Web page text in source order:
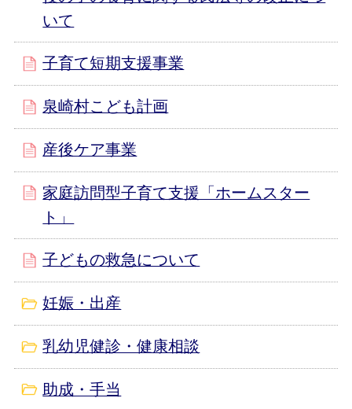
いて
子育て短期支援事業
泉崎村こども計画
産後ケア事業
家庭訪問型子育て支援「ホームスター
ト」
子どもの救急について
妊娠・出産
乳幼児健診・健康相談
助成・手当